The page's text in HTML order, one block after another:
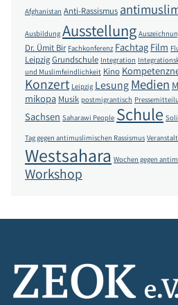
Afghanistan Anti-Rassismus
Ausbildung Ausstellung
Dr. Ümit Bir Fachkonferenz Fachtag Film
LeipzigGrundschule Integration
und Muslimfeindlichkeit Kino
Konzert Leipzig LesungMedien
mikopa Musik postmigrantisch
Sachsen Saharawi People Schule
Tag gegen antimuslimischen Rassismus
Westsahara Wochen gegen
Workshop